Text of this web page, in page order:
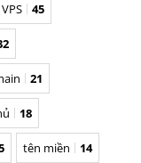
VPS 45
21
18
tên miền 14